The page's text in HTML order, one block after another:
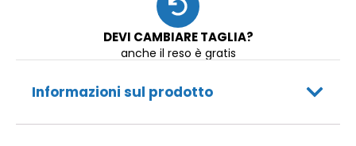
DEVI CAMBIARE TAGLIA?
anche il reso è gratis
Informazioni sul prodotto